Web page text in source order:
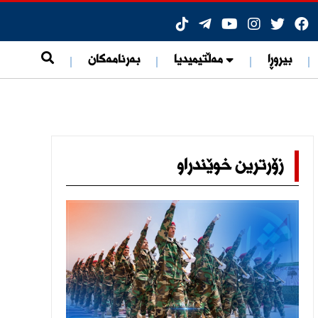
هۆشبەرەوە
بیروڕا مەڵتیمیدیا بەرنامەکان
زۆرترین خوێندراو